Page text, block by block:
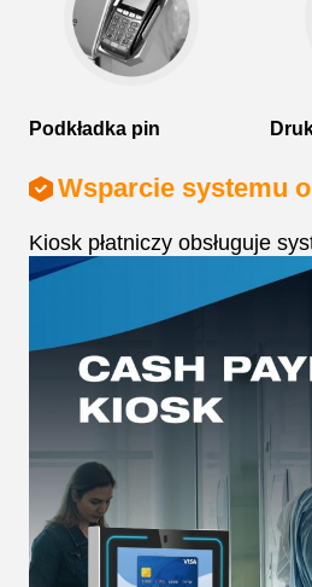
Podkładka pin
Wsparcie systemu
Kiosk płatniczy obsługuje